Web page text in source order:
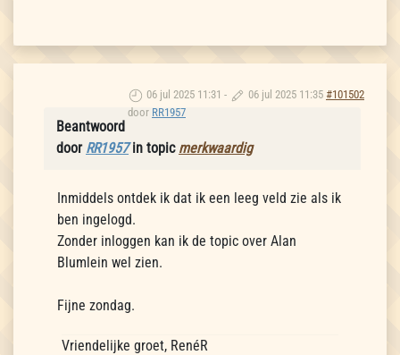
06 jul 2025 11:31 - 06 jul 2025 11:35 #101502
door RR1957
Beantwoord
door RR1957in topic merkwaardig
Inmiddels ontdek ik dat ik een leeg veld zie als ik
ben ingelogd.
Zonder inloggen kan ik de topic over Alan
Blumlein wel zien.
Fijne zondag.
Vriendelijke groet, RenéR